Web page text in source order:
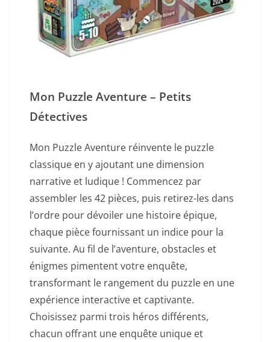
Mon Puzzle Aventure – Petits
Détectives
Mon Puzzle Aventure réinvente le puzzle
classique en y ajoutant une dimension
narrative et ludique ! Commencez par
assembler les 42 pièces, puis retirez-les dans
l’ordre pour dévoiler une histoire épique,
chaque pièce fournissant un indice pour la
suivante. Au fil de l’aventure, obstacles et
énigmes pimentent votre enquête,
transformant le rangement du puzzle en une
expérience interactive et captivante.
Choisissez parmi trois héros différents,
chacun offrant une enquête unique et